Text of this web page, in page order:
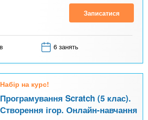
Записатися
6 занять
Набір на курс!
Програмування Scratch (5 клас).
Створення ігор. Онлайн-навчання